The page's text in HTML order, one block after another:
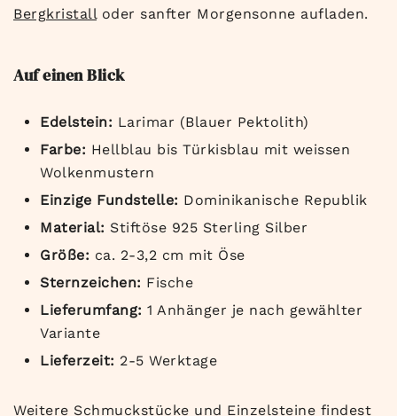
Bergkristall oder sanfter Morgensonne aufladen.
Auf einen Blick
Edelstein: Larimar (Blauer Pektolith)
Farbe: Hellblau bis Türkisblau mit weissen
Wolkenmustern
Einzige Fundstelle: Dominikanische Republik
Material: Stiftöse 925 Sterling Silber
Größe: ca. 2-3,2 cm mit Öse
Sternzeichen: Fische
Lieferumfang: 1 Anhänger je nach gewählter
Variante
Lieferzeit: 2-5 Werktage
Weitere Schmuckstücke und Einzelsteine findest